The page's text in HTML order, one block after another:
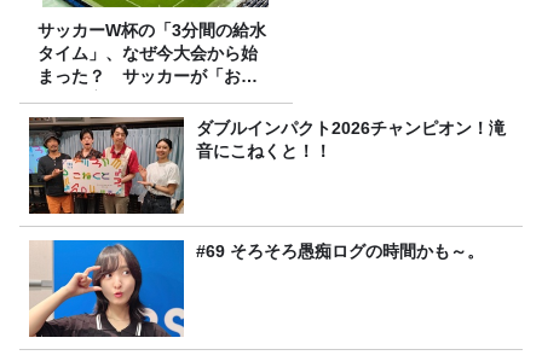
サッカーW杯の「3分間の給水
タイム」、なぜ今大会から始
まった？ サッカーが「お
金」に変わる仕組み
ダブルインパクト2026チャンピオン！滝
音にこねくと！！
#69 そろそろ愚痴ログの時間かも～。